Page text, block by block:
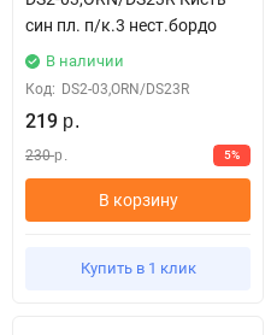
син пл. п/к.3 нест.бордо
В наличии
Код: DS2-03,ORN/DS23R
219 р.
230 р. 5%
В корзину
Купить в 1 клик